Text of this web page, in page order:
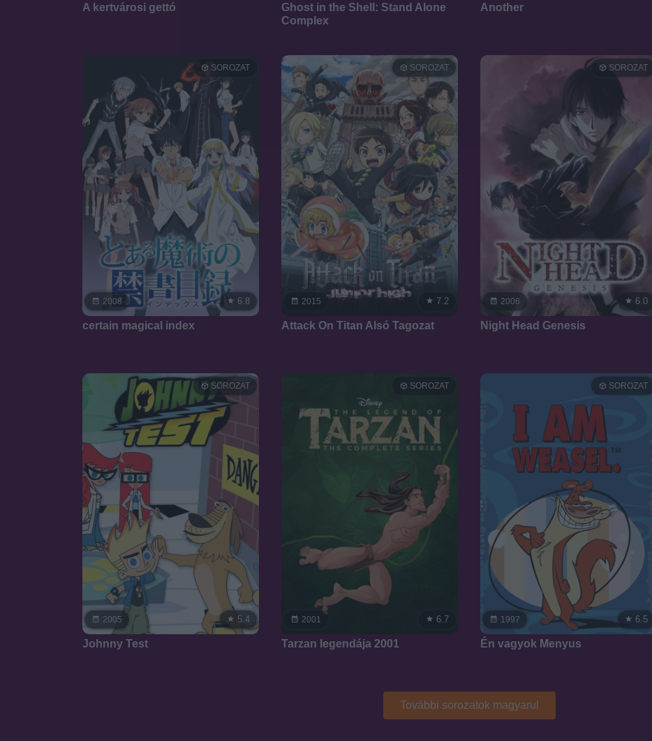
A kertvárosi gettó
Ghost in the Shell: Stand Alone
Complex
Another
2008
SOROZAT
6.8
certain magical index
2015
SOROZAT
7.2
Attack On Titan Alsó Tagozat
2006
SOROZAT
6.0
Night Head Genesis
2005
SOROZAT
5.4
Johnny Test
2001
SOROZAT
6.7
Tarzan legendája 2001
1997
SOROZAT
6.5
Én vagyok Menyus
További sorozatok magyarul